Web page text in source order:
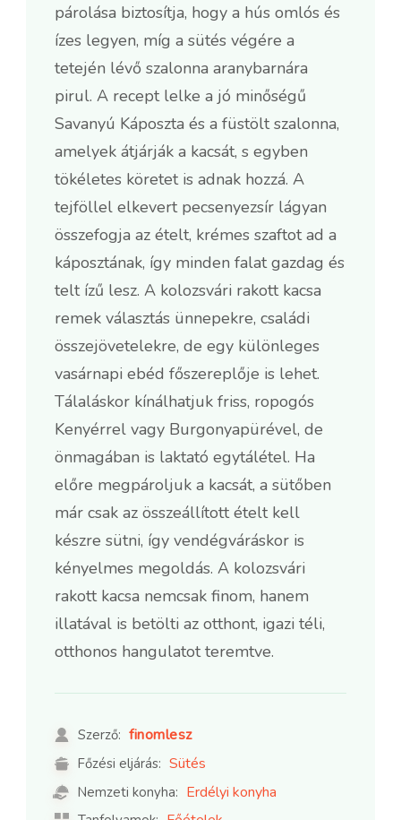
párolása biztosítja, hogy a hús omlós és
ízes legyen, míg a sütés végére a
tetején lévő szalonna aranybarnára
pirul. A recept lelke a jó minőségű
Savanyú Káposzta és a füstölt szalonna,
amelyek átjárják a kacsát, s egyben
tökéletes köretet is adnak hozzá. A
tejföllel elkevert pecsenyezsír lágyan
összefogja az ételt, krémes szaftot ad a
káposztának, így minden falat gazdag és
telt ízű lesz. A kolozsvári rakott kacsa
remek választás ünnepekre, családi
összejövetelekre, de egy különleges
vasárnapi ebéd főszereplője is lehet.
Tálaláskor kínálhatjuk friss, ropogós
Kenyérrel vagy Burgonyapürével, de
önmagában is laktató egytálétel. Ha
előre megpároljuk a kacsát, a sütőben
már csak az összeállított ételt kell
készre sütni, így vendégváráskor is
kényelmes megoldás. A kolozsvári
rakott kacsa nemcsak finom, hanem
illatával is betölti az otthont, igazi téli,
otthonos hangulatot teremtve.
Szerző: finomlesz
Főzési eljárás: Sütés
Nemzeti konyha: Erdélyi konyha